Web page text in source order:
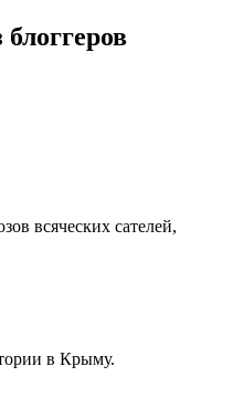
всяческих сателей,
в Крыму.